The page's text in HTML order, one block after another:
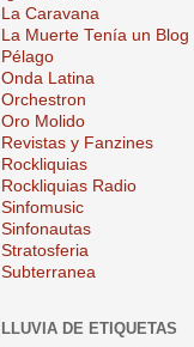
La Caravana
La Muerte Tenía un Blog
Pélago
Onda Latina
Orchestron
Oro Molido
Revistas y Fanzines
Rockliquias
Rockliquias Radio
Sinfomusic
Sinfonautas
Stratosferia
Subterranea
LLUVIA DE ETIQUETAS